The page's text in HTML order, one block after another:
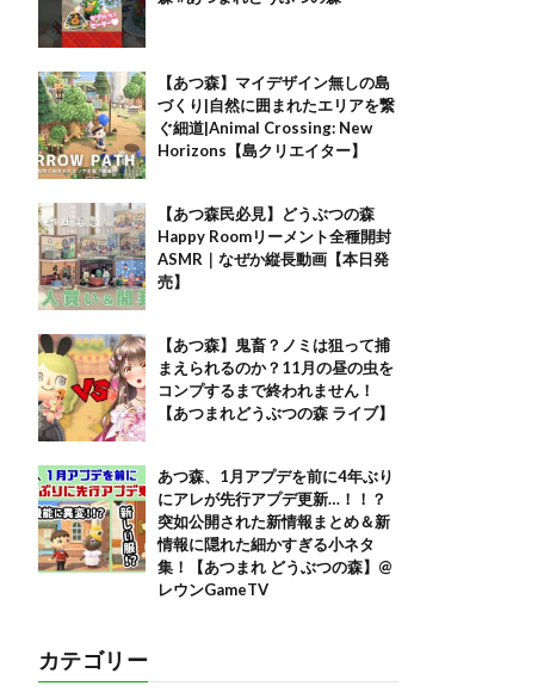
【あつ森】マイデザイン無しの島
づくり|自然に囲まれたエリアを繋
ぐ細道|Animal Crossing: New
Horizons【島クリエイター】
【あつ森民必見】どうぶつの森
Happy Roomリーメント全種開封
ASMR｜なぜか縦長動画【本日発
売】
【あつ森】鬼畜？ノミは狙って捕
まえられるのか？11月の昼の虫を
コンプするまで終われません！
【あつまれどうぶつの森 ライブ】
あつ森、1月アプデを前に4年ぶり
にアレが先行アプデ更新…！！？
突如公開された新情報まとめ＆新
情報に隠れた細かすぎる小ネタ
集！【あつまれ どうぶつの森】@
レウンGameTV
カテゴリー